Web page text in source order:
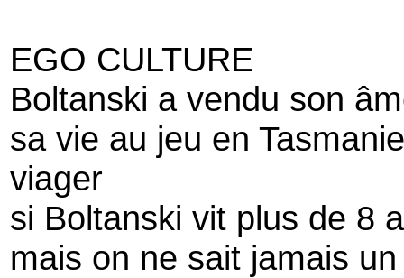
EGO CULTURE
Boltanski a vendu son
sa vie au jeu en
viager
si Boltanski vit plus de 8
mais on ne sait jamais